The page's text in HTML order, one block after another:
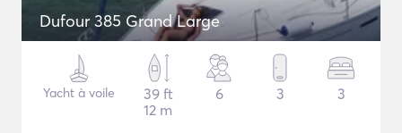
Dufour 385 Grand Large
Yacht à voile
39 ft
12 m
6 3 3